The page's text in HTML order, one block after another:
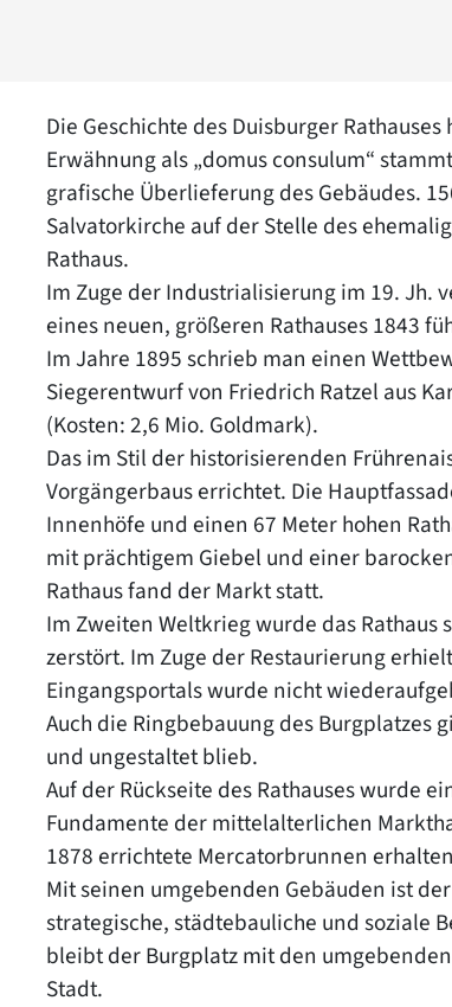
Die Geschichte des Duisburger
Erwähnung als „domus consulum“
grafische Überlieferung des Gebäudes.
Salvatorkirche auf der Stelle des
Rathaus.
Im Zuge der Industrialisierung im 19. Jh.
eines neuen, größeren Rathauses 1843
Im Jahre 1895 schrieb man einen
Siegerentwurf von Friedrich Ratzel aus
(Kosten: 2,6 Mio. Goldmark).
Das im Stil der historisierenden
Vorgängerbaus errichtet. Die
Innenhöfe und einen 67 Meter hohen
mit prächtigem Giebel und einer
Rathaus fand der Markt statt.
Im Zweiten Weltkrieg wurde das
zerstört. Im Zuge der Restaurierung
Eingangsportals wurde nicht
Auch die Ringbebauung des Burgplatzes
und ungestaltet blieb.
Auf der Rückseite des Rathauses wurde
Fundamente der mittelalterlichen
1878 errichtete Mercatorbrunnen
Mit seinen umgebenden Gebäuden ist
strategische, städtebauliche und soziale
bleibt der Burgplatz mit den
Stadt.